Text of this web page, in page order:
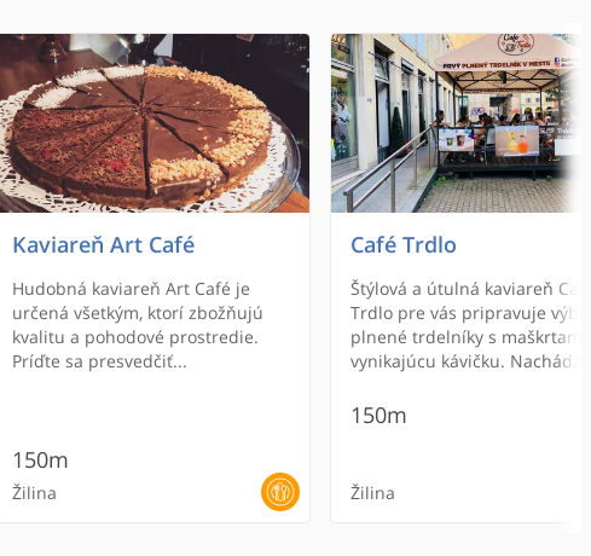
Kaviareň Art Café
Hudobná kaviareň Art Café je
určená všetkým, ktorí zbožňujú
kvalitu a pohodové prostredie.
Príďte sa presvedčiť...
150m
Žilina
Café Trdlo
Štýlová a útulná kaviareň
Trdlo pre vás pripravuje
plnené trdelníky s maškrtami
vynikajúcu kávičku.
150m
Žilina